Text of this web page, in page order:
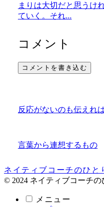
まりは大切だと思うけ
ていく。それ...
コメント
コメントを書き込む
反応がないのも伝えれ
言葉から連想するもの
ネイティブコーチのひと
© 2024 ネイティブコーチの
メニュー